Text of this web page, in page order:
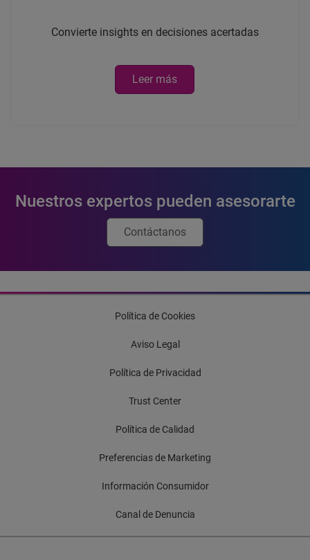
Convierte insights en decisiones acertadas
Leer más
Nuestros expertos pueden asesorarte
Contáctanos
Política de Cookies
Aviso Legal
Política de Privacidad
Trust Center
Política de Calidad
Preferencias de Marketing
Información Consumidor
Canal de Denuncia